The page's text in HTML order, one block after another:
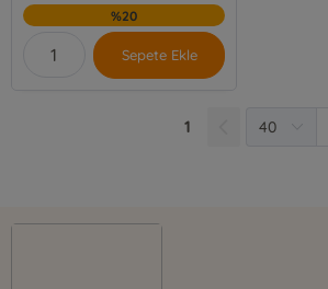
%20
Sepete Ekle
1